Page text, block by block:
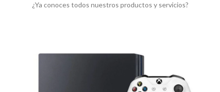
¿Ya conoces todos nuestros productos y servicios?